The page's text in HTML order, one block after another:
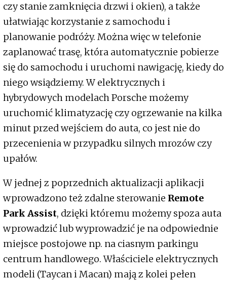
czy stanie zamknięcia drzwi i okien), a także
ułatwiając korzystanie z samochodu i
planowanie podróży. Można więc w telefonie
zaplanować trasę, która automatycznie pobierze
się do samochodu i uruchomi nawigację, kiedy do
niego wsiądziemy. W elektrycznych i
hybrydowych modelach Porsche możemy
uruchomić klimatyzację czy ogrzewanie na kilka
minut przed wejściem do auta, co jest nie do
przecenienia w przypadku silnych mrozów czy
upałów.
W jednej z poprzednich aktualizacji aplikacji
wprowadzono też zdalne sterowanie Remote
Park Assist, dzięki któremu możemy spoza auta
wprowadzić lub wyprowadzić je na odpowiednie
miejsce postojowe np. na ciasnym parkingu
centrum handlowego. Właściciele elektrycznych
modeli (Taycan i Macan) mają z kolei pełen